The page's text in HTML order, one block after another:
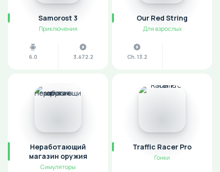
Samorost 3
Приключения
6.0 3.472.2
Our Red String
Для взрослых
Ch. 13.2
Неработающий
магазин оружия
Симуляторы
Traffic Racer Pro
Гонки